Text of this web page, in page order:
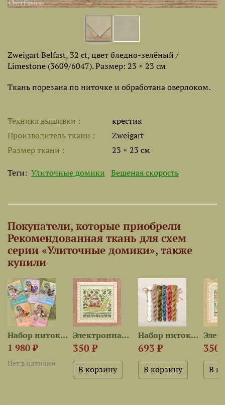
Zweigart Belfast, 32 ct, цвет бледно-зелёный /
Limestone (3609/6047). Размер: 23 × 23 см
Ткань порезана по ниточке и обработана оверлоком.
Техника вышивки
крестик
Производитель ткани
Zweigart
Размер ткани
23 × 23 см
Теги: Улиточные домики Бешеная скорость
Покупатели, которые приобрели
Рекомендованная ткань для схем
серии «Улиточные домики», также
купили
Набор ниток сюрприз...
1 980 ₽
Нет в наличии
Электронная схема...
350 ₽
Набор ниток OwlForest для...
693 ₽ 350